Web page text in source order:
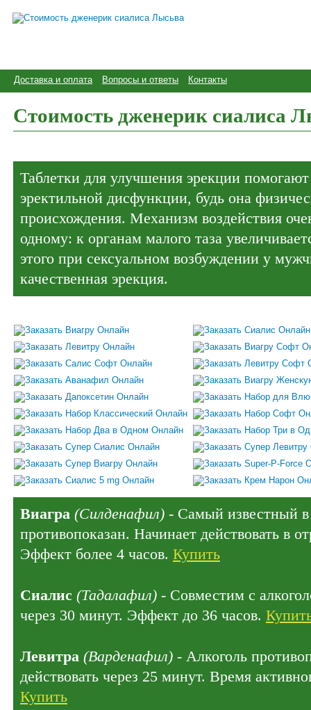
Доставка и оплата Вопросы и ответы Контакты
Стоимость дженерик сиалиса
Таблетки для улучшения эрекции
эректильной дисфункции, будь она
происхождения. Механизм воздействия
одному: к органам малого таза
этого при сексуальном возбуждении у
качественная эрекция.
Виагра (Силденафил) - Самый известный в
противопоказан. Начинает действовать в
Эффект более 4 часов. Купить
Сиалис (Тадалафил) - Совместим с
через 30 минут. Эффект до 36 часов.
Левитра (Варденафил) - Алкоголь
действовать через 25 минут. Время
Купить